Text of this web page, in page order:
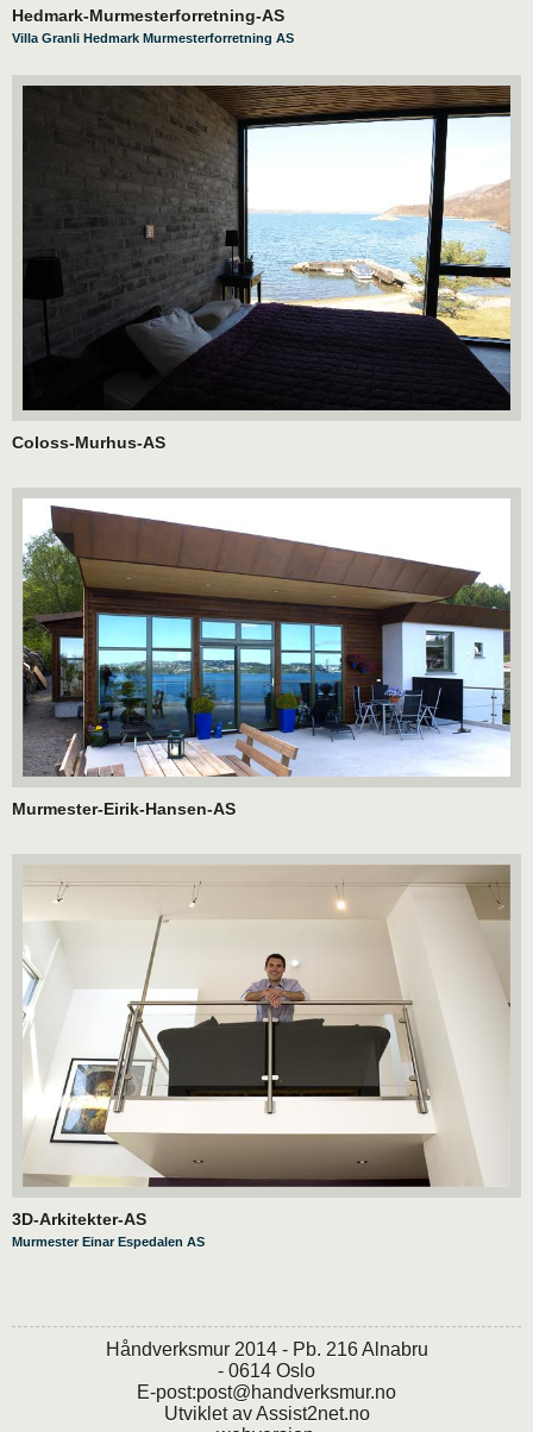
Hedmark-Murmesterforretning-AS
Villa Granli Hedmark Murmesterforretning AS
Coloss-Murhus-AS
Murmester-Eirik-Hansen-AS
3D-Arkitekter-AS
Murmester Einar Espedalen AS
Håndverksmur 2014 - Pb. 216 Alnabru
- 0614 Oslo
E-post:post@handverksmur.no
Utviklet avAssist2net.no